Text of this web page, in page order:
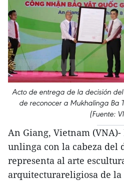
Acto de entrega de la decisión
de reconocer a Mukhalinga Ba
(Fuente:
An Giang, Vietnam
unlinga con la cabeza del
representa al arte
arquitecturareligiosa de